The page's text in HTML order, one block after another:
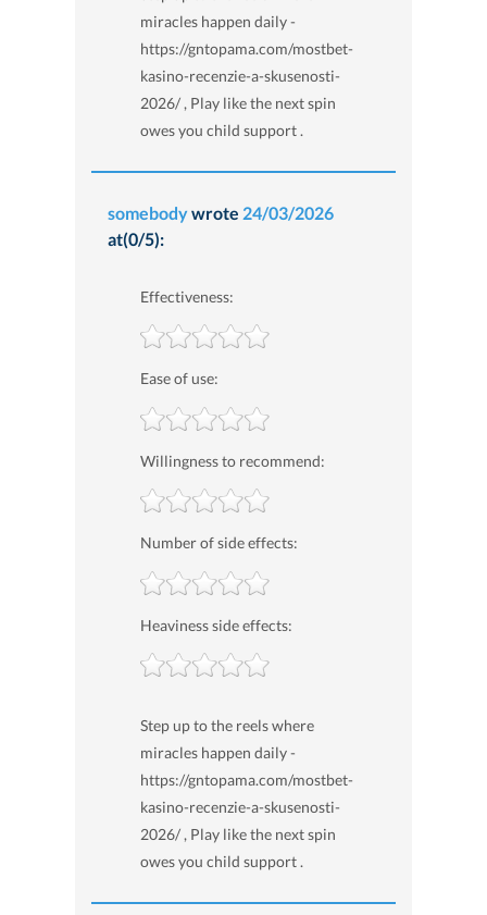
miracles happen daily -
https://gntopama.com/mostbet-
kasino-recenzie-a-skusenosti-
2026/ , Play like the next spin
owes you child support .
somebodywrote 24/03/2026
at(0/5):
Effectiveness:
Ease of use:
Willingness to recommend:
Number of side effects:
Heaviness side effects:
Step up to the reels where
miracles happen daily -
https://gntopama.com/mostbet-
kasino-recenzie-a-skusenosti-
2026/ , Play like the next spin
owes you child support .